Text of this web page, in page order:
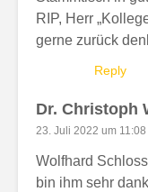
RIP, Herr
gerne zurück
Reply
Dr. Christoph
23. Juli 2022 um
Wolfhard
bin ihm sehr